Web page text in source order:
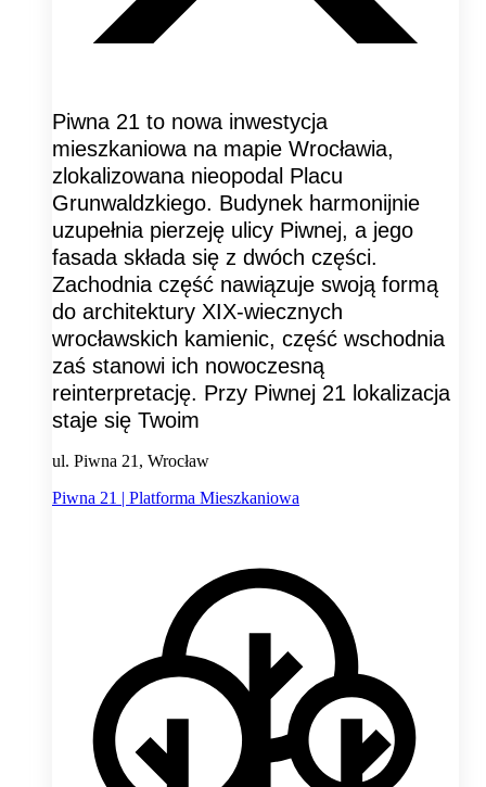
Piwna 21 to nowa inwestycja
mieszkaniowa na mapie Wrocławia,
zlokalizowana nieopodal Placu
Grunwaldzkiego. Budynek harmonijnie
uzupełnia pierzeję ulicy Piwnej, a jego
fasada składa się z dwóch części.
Zachodnia część nawiązuje swoją formą
do architektury XIX-wiecznych
wrocławskich kamienic, część wschodnia
zaś stanowi ich nowoczesną
reinterpretację. Przy Piwnej 21 lokalizacja
staje się Twoim
ul. Piwna 21, Wrocław
Piwna 21 | Platforma Mieszkaniowa